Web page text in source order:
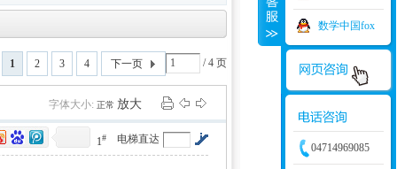
捷导航
元胞自动机 证书下载
增加体力 比赛
1 2 3 4 / 4 页
下一页
字体大小: 正常 放大
电梯直达
1#
数学中国fox
04714969085